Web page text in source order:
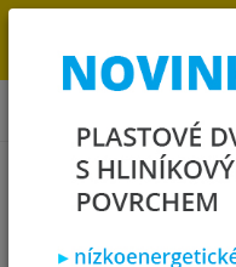
OBJEDNÁVKOU. MÁME 7